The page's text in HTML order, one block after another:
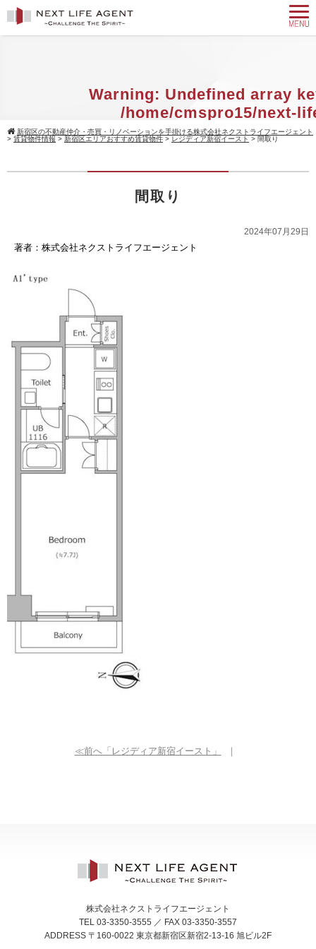
Warning: Undefined array
/home/cmspro15/next-
agent.com/public_html/
on line9
: Attempt to read property
/home/cmspro15/
agent.com/public_html/
新宿区の不動産仲介・売買・リノベーションを手掛ける株式会社ネクストライフエージェント
> 賃貸物件情報 > 新宿区エリアおすすめ賃貸物件 > レジディア新宿イースト > 間取り
間取り
2024年07月29日
著者：株式会社ネクストライフエージェント
≪前へ「レジディア新宿イースト」 ｜
株式会社ネクストライフエージェント
TEL 03-3350-3555 ／ FAX 03-3350-3557
ADDRESS 〒160-0022 東京都新宿区新宿2-13-16 旭ビル2F